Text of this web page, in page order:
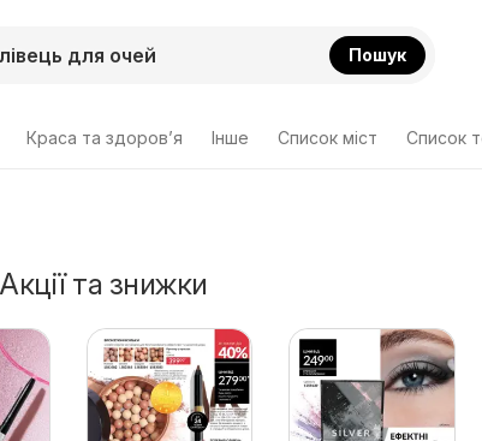
Пошук
Краса та здоров’я Інше Cписок міст Список
та знижки